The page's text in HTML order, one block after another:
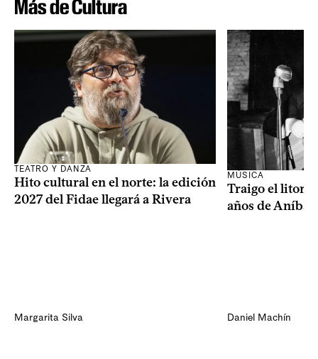
Más de Cultura
TEATRO Y DANZA
Hito cultural en el norte: la edición
2027 del Fidae llegará a Rivera
Margarita Silva
MÚSICA
Traigo el litoral
años de Aníbal
Daniel Machín